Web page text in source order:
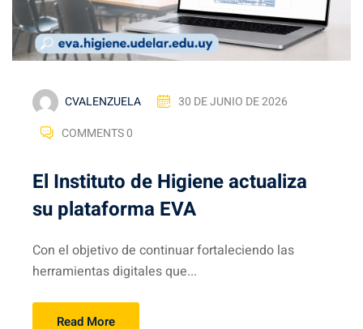
CVALENZUELA
30 DE JUNIO DE 2026
COMMENTS 0
El Instituto de Higiene actualiza
su plataforma EVA
Con el objetivo de continuar fortaleciendo las
herramientas digitales que...
Read More